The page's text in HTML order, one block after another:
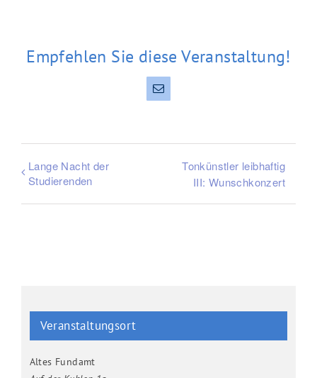
Empfehlen Sie diese Veranstaltung!
E-
Lange Nacht der
Studierenden
Tonkünstler leibhaftig
III: Wunschkonzert
Veranstaltungsort
Altes Fundamt